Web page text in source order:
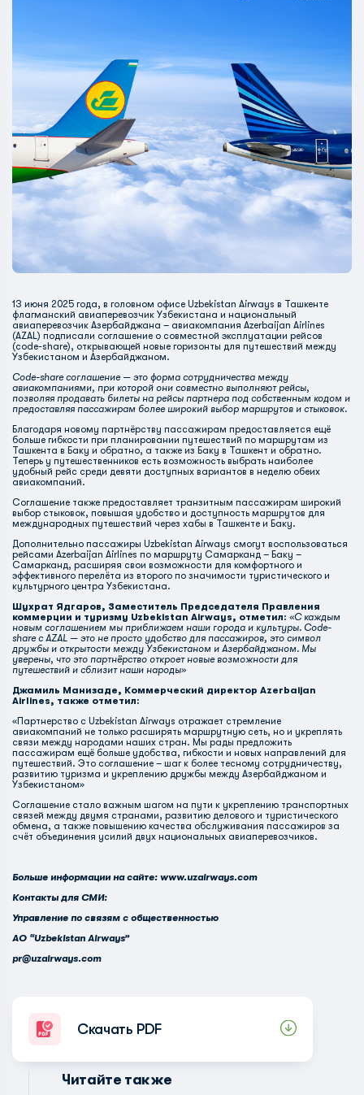
13 июня 2025 года, в головном офисе Uzbekistan Airways в Ташкенте
флагманский авиаперевозчик Узбекистана и национальный
авиаперевозчик Азербайджана – авиакомпания Azerbaijan Airlines
(AZAL) подписали соглашение о совместной эксплуатации рейсов
(code-share), открывающей новые горизонты для путешествий между
Узбекистаном и Азербайджаном.
Code-share соглашение — это форма сотрудничества между
авиакомпаниями, при которой они совместно выполняют рейсы,
позволяя продавать билеты на рейсы партнера под собственным кодом и
предоставляя пассажирам более широкий выбор маршрутов и стыковок.
Благодаря новому партнёрству пассажирам предоставляется ещё
больше гибкости при планировании путешествий по маршрутам из
Ташкента в Баку и обратно, а также из Баку в Ташкент и обратно.
Теперь у путешественников есть возможность выбрать наиболее
удобный рейс среди девяти доступных вариантов в неделю обеих
авиакомпаний.
Соглашение также предоставляет транзитным пассажирам широкий
выбор стыковок, повышая удобство и доступность маршрутов для
международных путешествий через хабы в Ташкенте и Баку.
Дополнительно пассажиры Uzbekistan Airways смогут воспользоваться
рейсами Azerbaijan Airlines по маршруту Самарканд – Баку –
Самарканд, расширяя свои возможности для комфортного и
эффективного перелёта из второго по значимости туристического и
культурного центра Узбекистана.
Шухрат Ядгаров, Заместитель Председателя Правления
коммерции и туризму Uzbekistan Airways, отметил: «С каждым
новым соглашением мы приближаем наши города и культуры. Code-
share с AZAL — это не просто удобство для пассажиров, это символ
дружбы и открытости между Узбекистаном и Азербайджаном. Мы
уверены, что это партнёрство откроет новые возможности для
путешествий и сблизит наши народы»
Джамиль Манизаде, Коммерческий директор Azerbaijan
Airlines, также отметил:
«Партнерство с Uzbekistan Airways отражает стремление
авиакомпаний не только расширять маршрутную сеть, но и укреплять
связи между народами наших стран. Мы рады предложить
пассажирам ещё больше удобства, гибкости и новых направлений для
путешествий. Это соглашение – шаг к более тесному сотрудничеству,
развитию туризма и укреплению дружбы между Азербайджаном и
Узбекистаном»
Соглашение стало важным шагом на пути к укреплению транспортных
связей между двумя странами, развитию делового и туристического
обмена, а также повышению качества обслуживания пассажиров за
счёт объединения усилий двух национальных авиаперевозчиков.
Больше информации на сайте: www.uzairways.com
Контакты для СМИ:
Управление по связям с общественностью
АО “Uzbekistan Airways”
pr@uzairways.com
Скачать PDF
Читайте также